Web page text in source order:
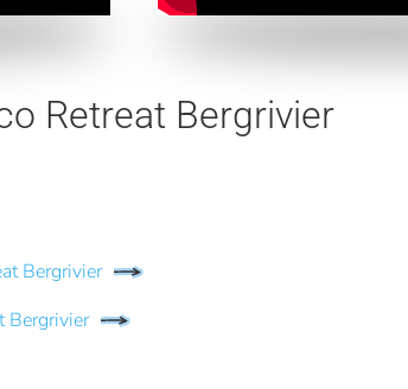
Retreat Bergrivier
Bergrivier
Bergrivier